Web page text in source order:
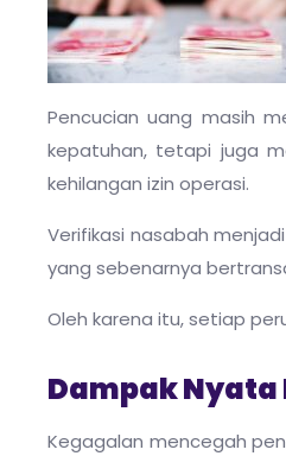
Pencucian uang masih
kepatuhan, tetapi juga
kehilangan izin operasi.
Verifikasi nasabah
yang sebenarnya
Oleh karena itu, setiap
Dampak
Kegagalan mencegah